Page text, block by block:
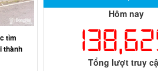
Hôm nay
Tổng lượt truy
nhân chủ trì thực hiện
học và công nghệ cấp thành
dụng ngân sách nhà nước
hiện năm 2026 (đợt 1) lần 3
Kế hoạch Thông tin, tuyên
tìm
thành